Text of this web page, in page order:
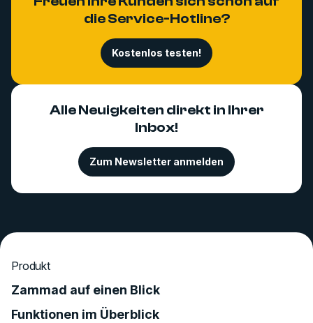
die Service-Hotline?
Kostenlos testen!
Alle Neuigkeiten direkt in Ihrer
Inbox!
Zum Newsletter anmelden
Produkt
Zammad auf einen Blick
Funktionen im Überblick